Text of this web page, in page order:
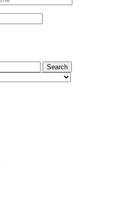
Search